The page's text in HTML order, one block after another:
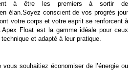
à être les premiers à sortir de
élan.Soyez conscient de vos progrès jour
votre corps et votre esprit se renforcent à
Float est la gamme idéale pour ceux
et adapté à leur pratique.
vous souhaitiez économiser de l’énergie ou